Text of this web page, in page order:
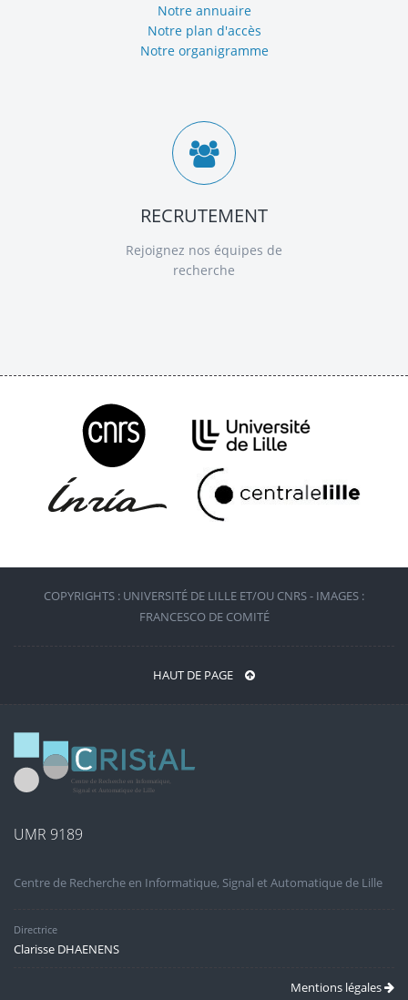
Notre annuaire
Notre plan d'accès
Notre organigramme
RECRUTEMENT
Rejoignez nos équipes de
recherche
COPYRIGHTS : UNIVERSITÉ DE LILLE ET/OU CNRS - IMAGES :
FRANCESCO DE COMITÉ
HAUT DE PAGE
UMR 9189
Centre de Recherche en Informatique, Signal et Automatique de Lille
Directrice
Clarisse DHAENENS
Mentions légales